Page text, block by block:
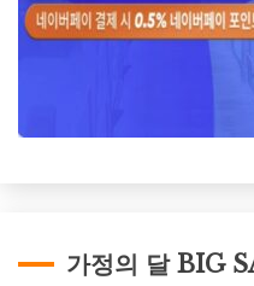
가정의 달 BIG